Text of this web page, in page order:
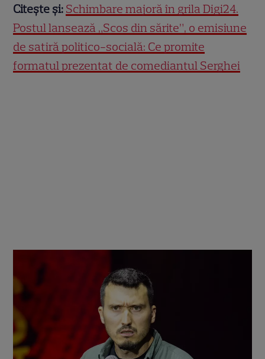
Citește și: Schimbare majoră în grila Digi24.
Postul lansează „Scos din sărite”, o emisiune
de satiră politico-socială: Ce promite
formatul prezentat de comediantul Serghei